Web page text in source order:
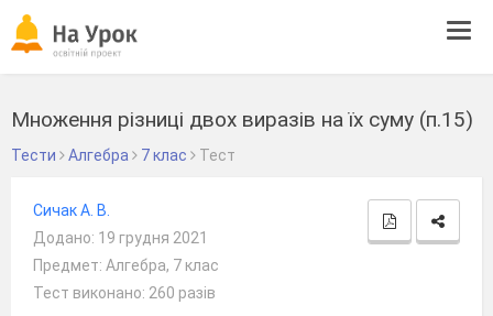
Множення різниці двох виразів на їх суму (п.15)
Тести Алгебра 7 клас Тест
Сичак А. В.
Додано: 19 грудня 2021
Предмет: Алгебра, 7 клас
Тест виконано: 260 разів